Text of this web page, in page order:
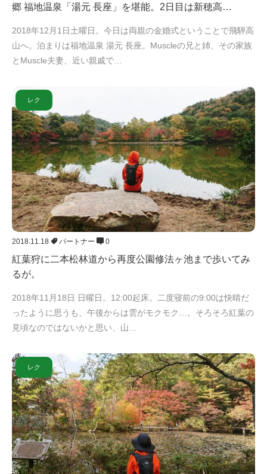
郷 福地温泉「湯元 長座」を堪能。2日目は新穂高…
2018年12月1日土曜日。今日は両親の金婚式ということで飛騨高
山へ。泊まりは福地温泉 湯元 長座。Muscleの兄と姉、その家族
とMuscle夫妻、近い親戚で…
レク
2018.11.18 パートナー 0
紅葉狩に二本松林道から再度公園修法ヶ池まで歩いてみ
るが。
2018年11月18日 日曜日。12:00起床。二度寝前の9:00は快晴だ
ったように思うも、午後からは雲がモクモク…。そろそろ紅葉の
見頃なのではないかと思い、山…
レク